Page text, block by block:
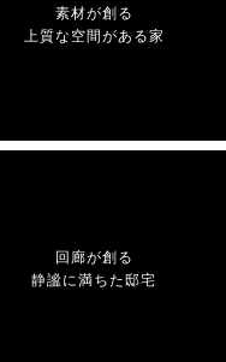
素材が創る
上質な空間がある家
回廊が創る
静謐に満ちた邸宅